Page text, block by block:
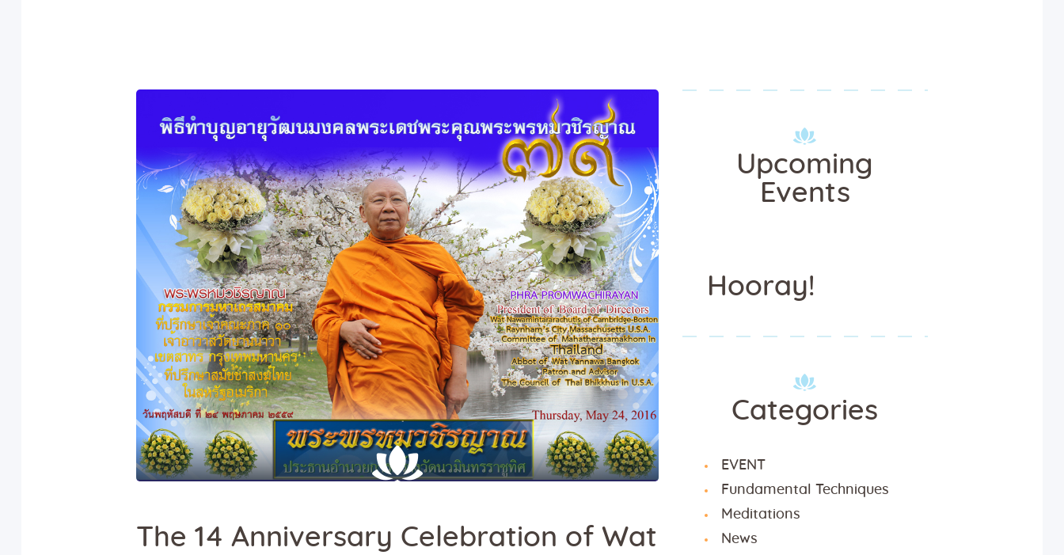
School
Classes &
Events
News
Meditation
Galleries
Contact Us
The 14 Anniversary Celebration of Wat
Upcoming
Events
Hooray!
Categories
EVENT
Fundamental Techniques
Meditations
News